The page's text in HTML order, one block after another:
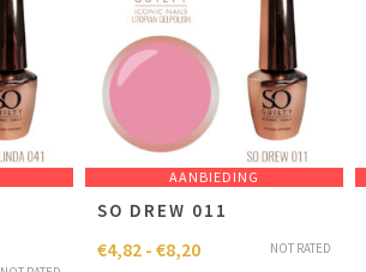
AANBIEDING
SO DREW 011
NOT RATED
€4,82 - €8,20